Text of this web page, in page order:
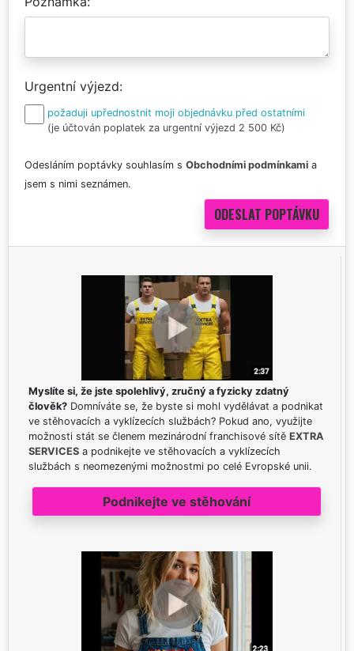
Urgentní výjezd
požaduji upřednostnit moji objednávku před ostatními
(je účtován poplatek za urgentní výjezd 2 500 Kč)
Odesláním poptávky souhlasím s Obchodními podmínkami a
jsem s nimi seznámen.
Myslíte si, že jste spolehlivý, zručný a fyzicky zdatný
člověk? Domníváte se, že byste si mohl vydělávat a podnikat
ve stěhovacích a vyklízecích službách? Pokud ano, využijte
možnosti stát se členem mezinárodní franchisové sítě EXTRA
SERVICES a podnikejte ve stěhovacích a vyklízecích
službách s neomezenými možnostmi po celé Evropské unii.
Podnikejte ve stěhování